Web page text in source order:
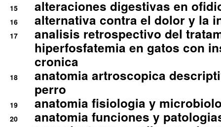
15 alteraciones digestivas en
16 alternativa contra el dolor y la
17
analisis retrospectivo del
hiperfosfatemia en gatos con
cronica
18
anatomia artroscopica
perro
19 anatomia fisiologia y
20
anatomia funciones y